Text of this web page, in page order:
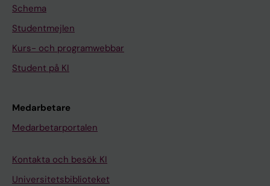
Schema
Studentmejlen
Kurs- och programwebbar
Student på KI
Medarbetare
Medarbetarportalen
Kontakta och besök KI
Universitetsbiblioteket